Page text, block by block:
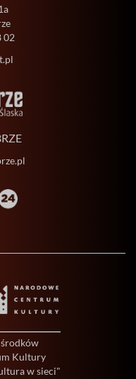
02
Kultury
w sieci"